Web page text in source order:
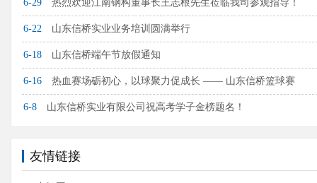
6-29 热烈欢迎江南钢构董事长王志根先生莅临我司参观指导！
6-22 山东信桥实业业务培训圆满举行
6-18 山东信桥端午节放假通知
6-16 热血赛场砺初心，以球聚力促成长 —— 山东信桥篮球赛
6-8 山东信桥实业有限公司祝高考学子金榜题名！
友情链接